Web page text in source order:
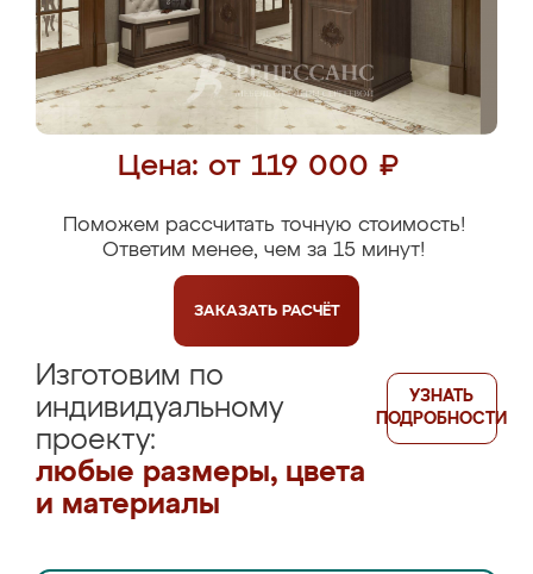
Цена: от 119 000 ₽
Поможем рассчитать точную стоимость!
Ответим менее, чем за 15 минут!
ЗАКАЗАТЬ РАСЧЁТ
Изготовим по
индивидуальному
проекту:
любые размеры, цвета
и материалы
УЗНАТЬ
ПОДРОБНОСТИ